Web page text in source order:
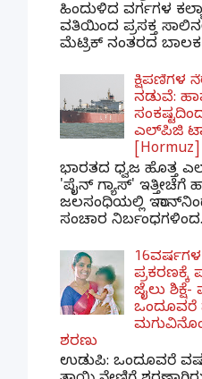
ಹಿಂದುಳಿದ ವರ್ಗಗಳ
ವತಿಯಿಂದ ಪ್ರಸಕ್ತ
ಮೆಟ್ರಿಕ್ ನಂತರದ ಬಾಲಕ
ಕ್ಷಿಪಣಿಗಳ
ನಡುವೆ:
ಎಲ್‌ಪಿಜಿ
[Hormuz]
ಭಾರತದ ಧ್ವಜ ಹೊತ್ತ
'ಪೈನ್ ಗ್ಯಾಸ್' ಇತ್ತೀಚೆಗೆ
ಜಲಸಂಧಿಯಲ್ಲಿ
ಸಂಚಾರ
ಪ್ರಕರಣಕ್ಕೆ
ಜೈಲು
ಒಂದೂವರೆ
ಶರಣು
ಉಡುಪಿ: ಒಂದೂವರೆ